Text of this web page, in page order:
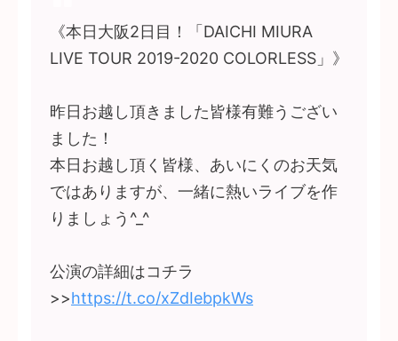
《本日大阪2日目！「DAICHI MIURA
LIVE TOUR 2019-2020 COLORLESS」》
昨日お越し頂きました皆様有難うござい
ました！
本日お越し頂く皆様、あいにくのお天気
ではありますが、一緒に熱いライブを作
りましょう^_^
公演の詳細はコチラ
>>https://t.co/xZdIebpkWs